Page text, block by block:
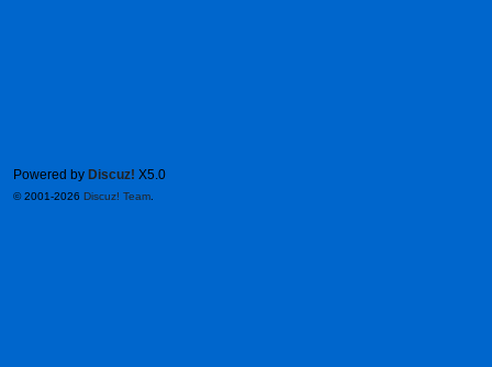
Powered by Discuz! X5.0
© 2001-2026 Discuz! Team